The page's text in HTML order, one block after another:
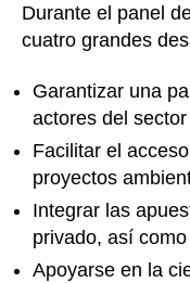
Durante el panel
cuatro grandes
Garantizar una
actores del
Facilitar el
proyectos
Integrar las
privado, así
Apoyarse en la